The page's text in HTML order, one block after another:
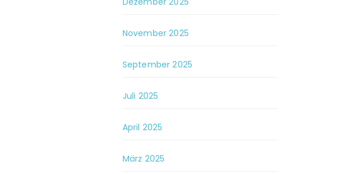
November 2025
September 2025
Juli 2025
April 2025
März 2025